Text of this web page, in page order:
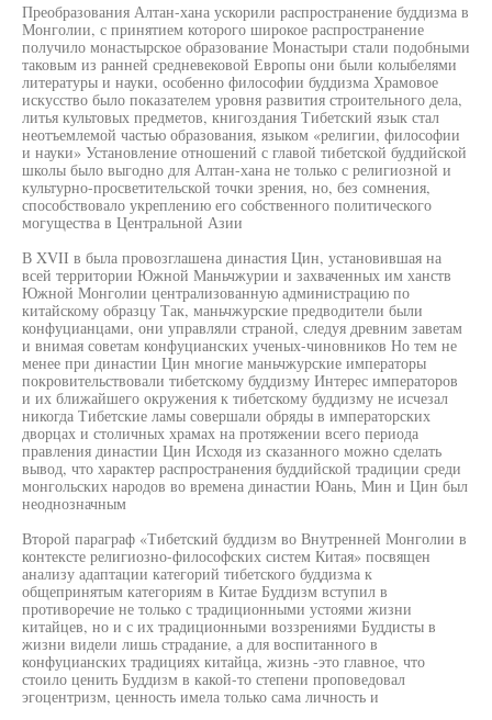
Преобразования Алтан-хана ускорили распространение буддизма в
Монголии, с принятием которого широкое распространение
получило монастырское образование Монастыри стали подобными
таковым из ранней средневековой Европы они были колыбелями
литературы и науки, особенно философии буддизма Храмовое
искусство было показателем уровня развития строительного дела,
литья культовых предметов, книгоздания Тибетский язык стал
неотъемлемой частью образования, языком «религии, философии
и науки» Установление отношений с главой тибетской буддийской
школы было выгодно для Алтан-хана не только с религиозной и
культурно-просветительской точки зрения, но, без сомнения,
способствовало укреплению его собственного политического
могущества в Центральной Азии
В XVII в была провозглашена династия Цин, установившая на
всей территории Южной Маньчжурии и захваченных им ханств
Южной Монголии централизованную администрацию по
китайскому образцу Так, маньчжурские предводители были
конфуцианцами, они управляли страной, следуя древним заветам
и внимая советам конфуцианских ученых-чиновников Но тем не
менее при династии Цин многие маньчжурские императоры
покровительствовали тибетскому буддизму Интерес императоров
и их ближайшего окружения к тибетскому буддизму не исчезал
никогда Тибетские ламы совершали обряды в императорских
дворцах и столичных храмах на протяжении всего периода
правления династии Цин Исходя из сказанного можно сделать
вывод, что характер распространения буддийской традиции среди
монгольских народов во времена династии Юань, Мин и Цин был
неоднозначным
Второй параграф «Тибетский буддизм во Внутренней Монголии в
контексте религиозно-философских систем Китая» посвящен
анализу адаптации категорий тибетского буддизма к
общепринятым категориям в Китае Буддизм вступил в
противоречие не только с традиционными устоями жизни
китайцев, но и с их традиционными воззрениями Буддисты в
жизни видели лишь страдание, а для воспитанного в
конфуцианских традициях китайца, жизнь -это главное, что
стоило ценить Буддизм в какой-то степени проповедовал
эгоцентризм, ценность имела только сама личность и